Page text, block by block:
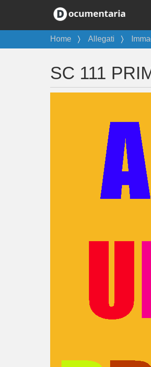
T
u
e
q
Home Allegati
SC 111